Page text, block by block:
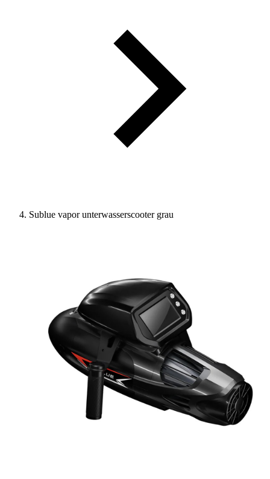
Sublue vapor unterwasserscooter grau